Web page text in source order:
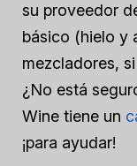
su proveedor
básico (hielo y
mezcladores,
¿No está
Wine tiene un
¡para ayudar!